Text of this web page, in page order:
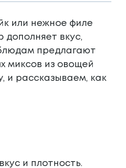
или нежное филе
вкус,
предлагают
миксов из овощей
и рассказываем, как
и плотность.